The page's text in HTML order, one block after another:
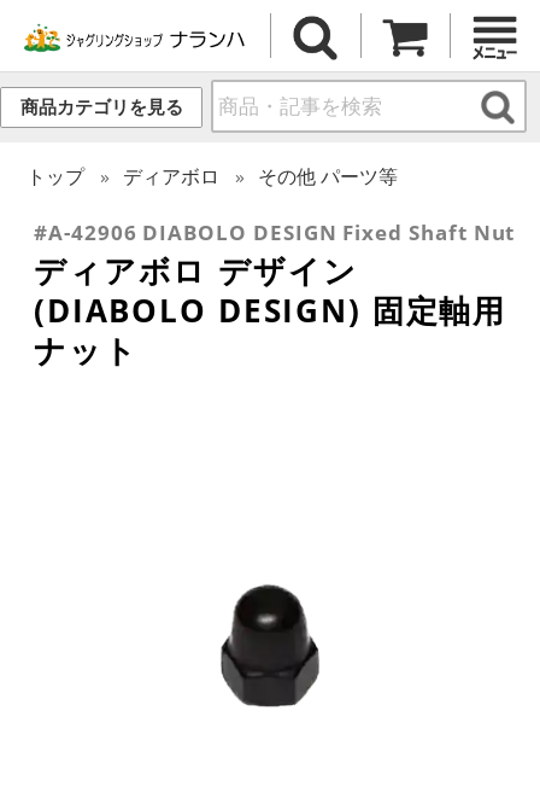
商品カテゴリを見る
トップ ディアボロ その他 パーツ等
#A-42906 DIABOLO DESIGN Fixed Shaft Nut
ディアボロ デザイン
(DIABOLO DESIGN) 固定軸用
ナット